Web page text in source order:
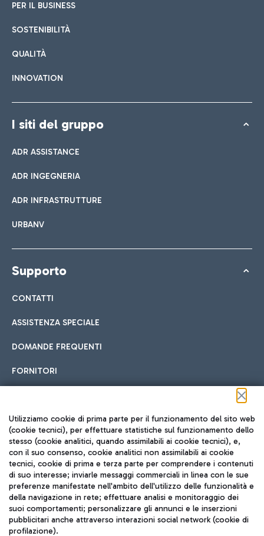
PER IL BUSINESS
SOSTENIBILITÀ
QUALITÀ
INNOVATION
I siti del gruppo
ADR ASSISTANCE
ADR INGEGNERIA
ADR INFRASTRUTTURE
URBANV
Supporto
CONTATTI
ASSISTENZA SPECIALE
DOMANDE FREQUENTI
FORNITORI
Seguici sui social
TRAVEL JOURNAL
ITA
Utilizziamo cookie di prima parte per il funzionamento del sito web
(cookie tecnici), per effettuare statistiche sul funzionamento dello
stesso (cookie analitici, quando assimilabili ai cookie tecnici), e,
con il suo consenso, cookie analitici non assimilabili ai cookie
tecnici, cookie di prima e terza parte per comprendere i contenuti
di suo interesse; inviarle messaggi commerciali in linea con le sue
preferenze manifestate nell'ambito dell'utilizzo delle funzionalità e
della navigazione in rete; effettuare analisi e monitoraggio dei
suoi comportamenti; personalizzare gli annunci e le inserzioni
pubblicitari anche attraverso interazioni social network (cookie di
profilazione).